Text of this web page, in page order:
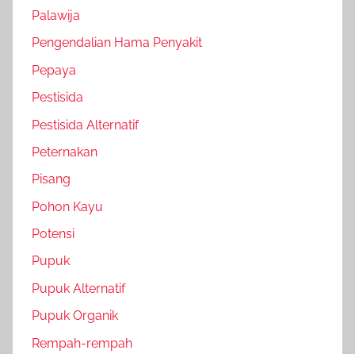
Palawija
Pengendalian Hama Penyakit
Pepaya
Pestisida
Pestisida Alternatif
Peternakan
Pisang
Pohon Kayu
Potensi
Pupuk
Pupuk Alternatif
Pupuk Organik
Rempah-rempah